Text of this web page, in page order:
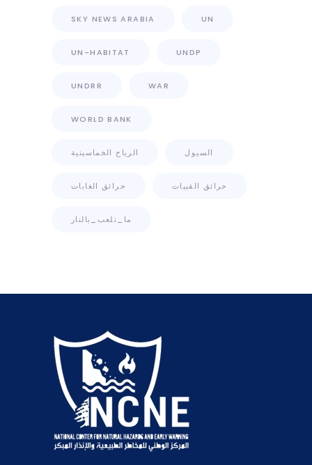
SKY NEWS ARABIA UN
UN-HABITAT UNDP
UNDRR WAR
WORLD BANK
الرياح الخماسينية السيول
حرائق الغابات حرائق القبيات
ما_تلعب_بالنار